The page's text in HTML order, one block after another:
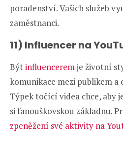
poradenství. Vašich služeb
zaměstnanci.
11) Influencer na
Býtinfluenceremje životní
komunikace mezi publikem a
Týpek točící videa chce, aby
si fanouškovskou základnu.
zpeněžení své aktivity na